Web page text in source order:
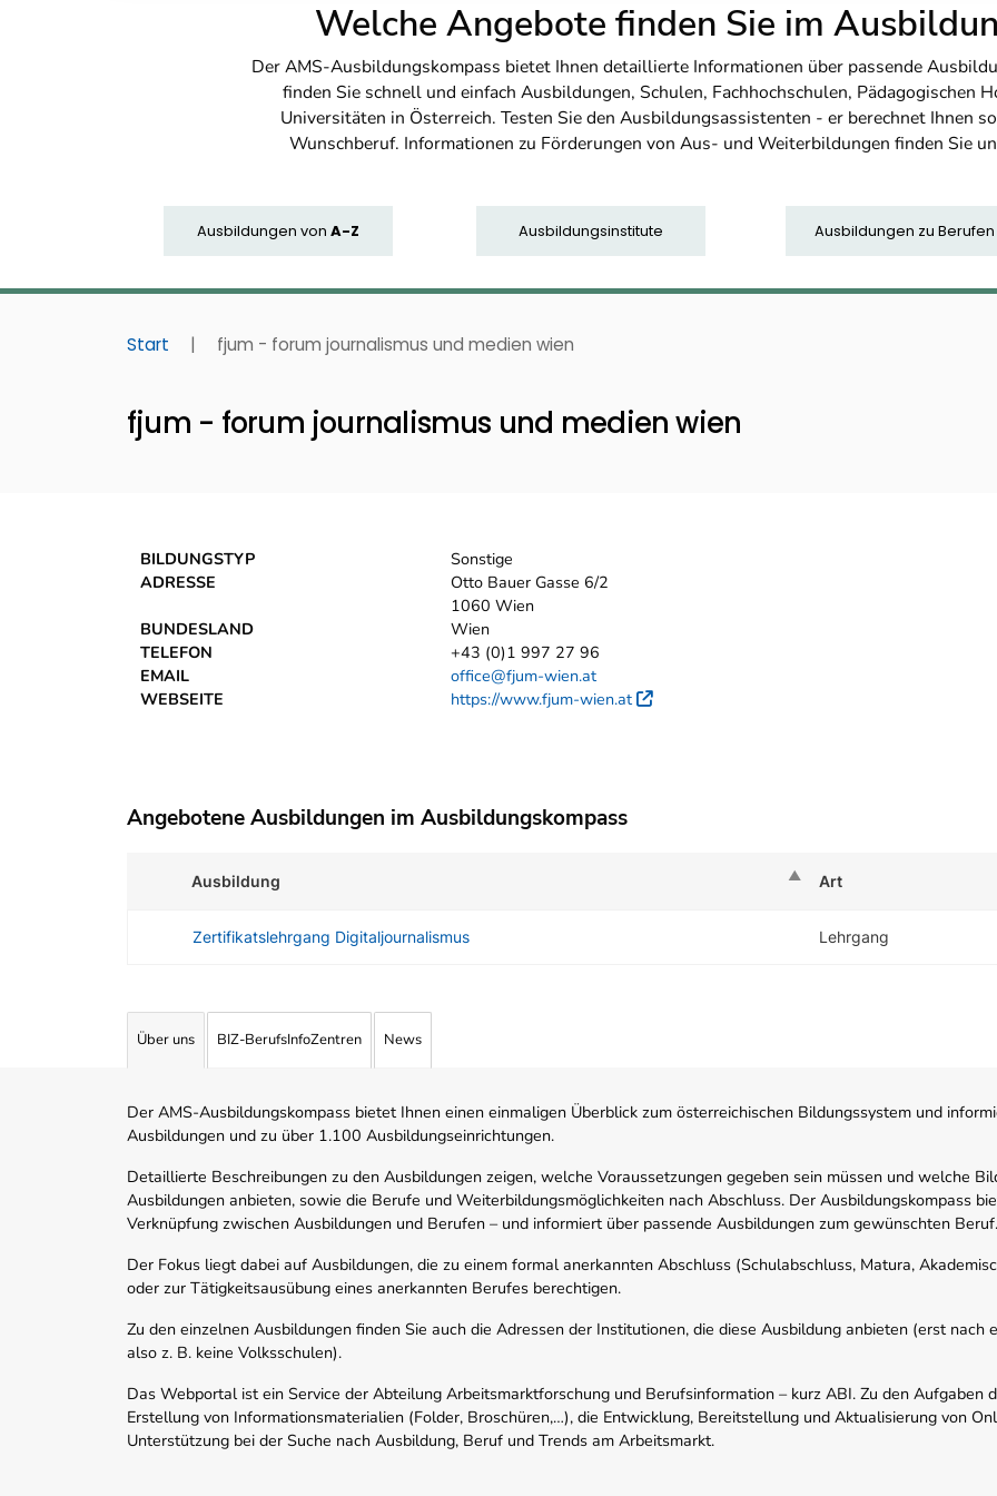
Welche Angebote finden Sie im
Der AMS-Ausbildungskompass bietet Ihnen detaillierte Informationen über passende
finden Sie schnell und einfach Ausbildungen, Schulen, Fachhochschulen, Pädagogischen
Universitäten in Österreich. Testen Sie den Ausbildungsassistenten - er berechnet Ihnen
Wunschberuf. Informationen zu Förderungen von Aus- und Weiterbildungen finden Sie
Ausbildungen von A-Z Ausbildungsinstitute Ausbildungen zu Berufen
Start | fjum - forum journalismus und medien wien
fjum - forum journalismus und medien wien
BILDUNGSTYP
Sonstige
ADRESSE
Otto Bauer Gasse 6/2
1060 Wien
BUNDESLAND
Wien
TELEFON
+43 (0)1 997 27 96
EMAIL
office@fjum-wien.at
WEBSEITE
https://www.fjum-wien.at Externer Link
Angebotene Ausbildungen im Ausbildungskompass
Ausbildung Art
Zertifikatslehrgang Digitaljournalismus Lehrgang
Über uns BIZ-BerufsInfoZentren News
Der AMS-Ausbildungskompass bietet Ihnen einen einmaligen Überblick zum österreichischen Bildungssystem und
Ausbildungen und zu über 1.100 Ausbildungseinrichtungen.
Detaillierte Beschreibungen zu den Ausbildungen zeigen, welche Voraussetzungen gegeben sein müssen und welche
Ausbildungen anbieten, sowie die Berufe und Weiterbildungsmöglichkeiten nach Abschluss. Der Ausbildungskompass
Verknüpfung zwischen Ausbildungen und Berufen – und informiert über passende Ausbildungen zum gewünschten Beruf.
Der Fokus liegt dabei auf Ausbildungen, die zu einem formal anerkannten Abschluss (Schulabschluss, Matura,
oder zur Tätigkeitsausübung eines anerkannten Berufes berechtigen.
Zu den einzelnen Ausbildungen finden Sie auch die Adressen der Institutionen, die diese Ausbildung anbieten (erst nach
also z. B. keine Volksschulen).
Das Webportal ist ein Service der Abteilung Arbeitsmarktforschung und Berufsinformation – kurz ABI. Zu den Aufgaben
Erstellung von Informationsmaterialien (Folder, Broschüren,…), die Entwicklung, Bereitstellung und Aktualisierung von
Unterstützung bei der Suche nach Ausbildung, Beruf und Trends am Arbeitsmarkt.